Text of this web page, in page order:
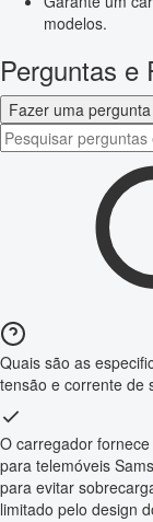
modelos.
Perguntas e
Fazer uma pergunta
Quais são as
tensão e corrente de
O carregador
para telemóveis
para evitar
limitado pelo design